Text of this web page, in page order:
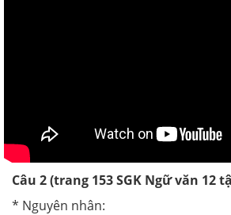
Câu 2 (trang 153 SGK Ngữ văn 12
* Nguyên nhân: